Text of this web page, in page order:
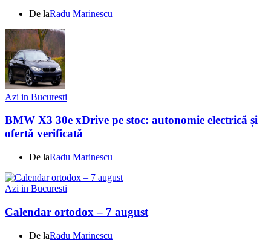
De laRadu Marinescu
Azi in Bucuresti
BMW X3 30e xDrive pe stoc: autonomie electrică și
ofertă verificată
De laRadu Marinescu
Azi in Bucuresti
Calendar ortodox – 7 august
De laRadu Marinescu